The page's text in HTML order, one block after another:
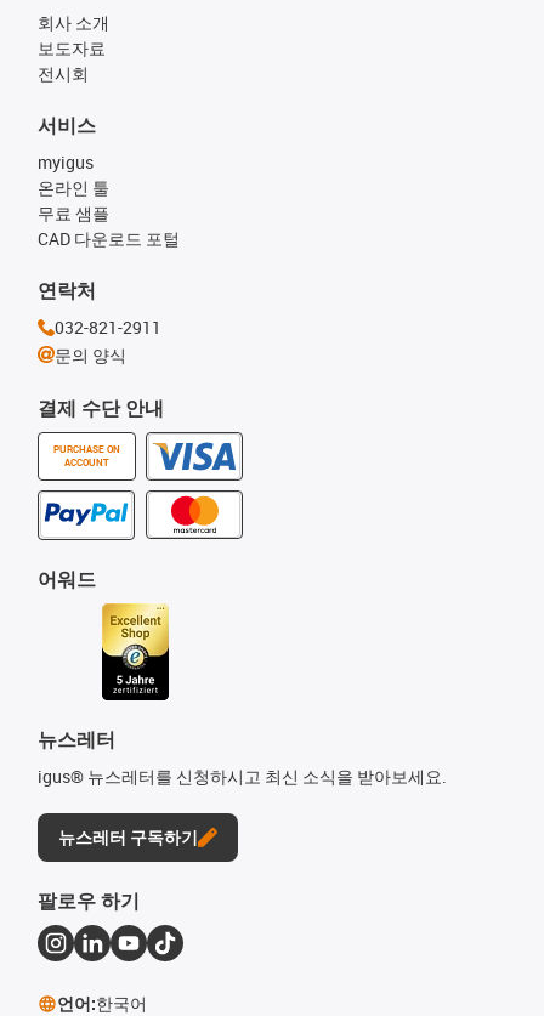
회사 소개
보도자료
전시회
결제 수단 안내
PURCHASE ON
ACCOUNT
서비스
myigus
온라인 툴
무료 샘플
CAD 다운로드 포털
어워드
뉴스레터
igus® 뉴스레터를 신청하시고 최신 소식을 받아보세요.
뉴스레터 구독하기
연락처
032-821-2911
문의 양식
팔로우 하기
언어:한국어